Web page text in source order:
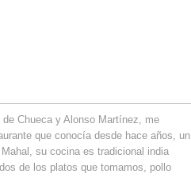
Chueca y Alonso Martínez, me
que conocía desde hace años, un
su cocina es tradicional india
de los platos que tomamos, pollo